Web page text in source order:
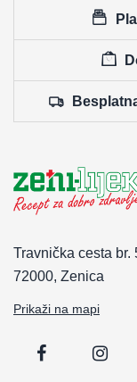
Travnička cesta br.
72000, Zenica
Prikaži na mapi